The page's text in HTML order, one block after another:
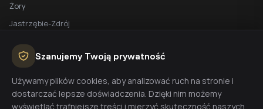
Żory
Jastrzębie-Zdrój
BEZPŁATNA WYCENA
Planujesz budowę domu? Skontaktuj się z nami - przygotujemy
Szanujemy Twoją prywatność
Używamy plików cookies, aby analizować ruch na stronie i
dostarczać lepsze doświadczenia. Dzięki nim możemy
wyświetlać trafniejsze treści i mierzyć skuteczność naszych